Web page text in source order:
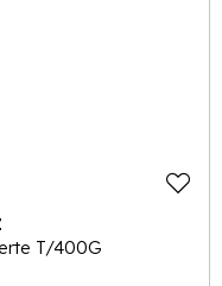
T/400G